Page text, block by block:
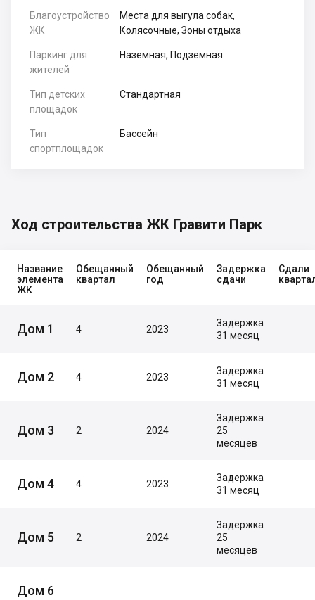
Благоустройство
ЖК
Места для выгула собак,
Колясочные, Зоны отдыха
Паркинг для
жителей
Наземная, Подземная
Тип детских
площадок
Стандартная
Тип
спортплощадок
Бассейн
Ход строительства ЖК Гравити Парк
Название
элемента
ЖК
Обещанный
квартал
Обещанный
год
Задержка
сдачи
Сдали
Дом 1 4 2023
Задержка
31 месяц
Дом 2 4 2023
Задержка
31 месяц
Дом 3 2 2024
Задержка
25
месяцев
Дом 4 4 2023
Задержка
31 месяц
Дом 5 2 2024
Задержка
25
месяцев
Дом 6